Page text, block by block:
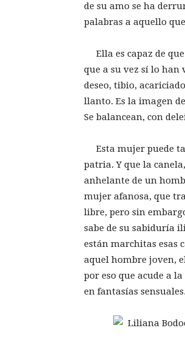
de su amo se ha
palabras a aquello
Ella es capaz de
que a su vez sí lo
deseo, tibio,
llanto. Es la imagen
Se balancean, con
Esta mujer puede
patria. Y que la
anhelante de un
mujer afanosa, que
libre, pero sin
sabe de su sabiduría
están marchitas esas
aquel hombre joven,
por eso que acude a
en fantasías sensuales.